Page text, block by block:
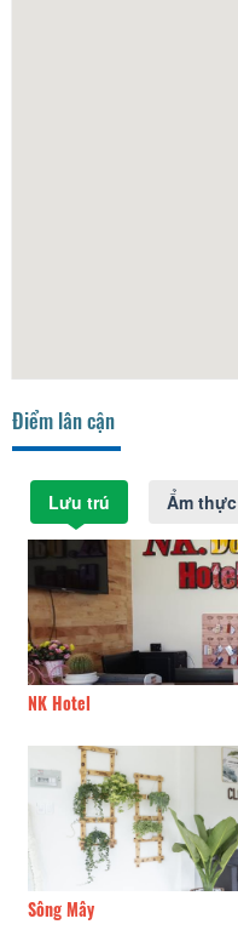
Điểm lân cận
Lưu trú Ẩm thực
NK Hotel
Sông Mây